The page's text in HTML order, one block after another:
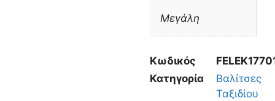
Μεγάλη
Κωδικός
Κατηγορία
Βαλίτσες
Ταξιδίου